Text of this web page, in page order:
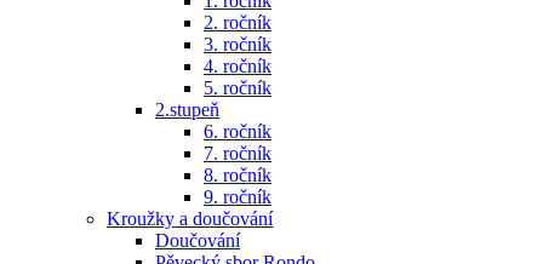
2. ročník
3. ročník
4. ročník
5. ročník
2.stupeň
6. ročník
7. ročník
8. ročník
9. ročník
Kroužky a doučování
Doučování